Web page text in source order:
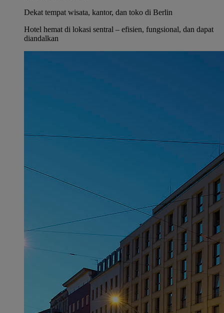
Dekat tempat wisata, kantor, dan toko di Berlin
Hotel hemat di lokasi sentral – efisien, fungsional, dan dapat
diandalkan